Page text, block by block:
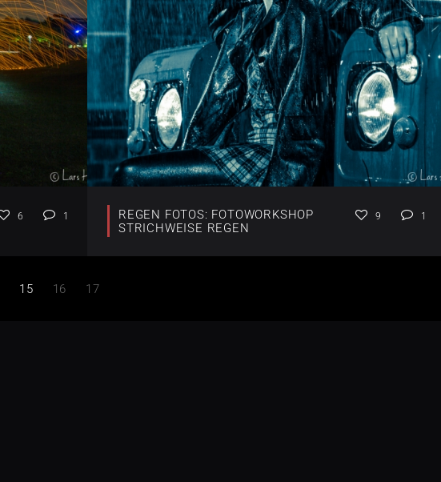
6 1
REGEN FOTOS: FOTOWORKSHOP
STRICHWEISE REGEN
9 1
15 16 17